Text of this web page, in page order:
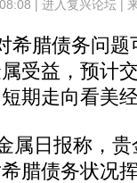
| 进入复兴论坛|
腊债务问题
受益，预计
期走向看美
日报称，贵
腊债务状况